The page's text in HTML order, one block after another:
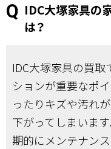
IDC大塚家具の
は？
IDC大塚家具の買取
ションが重要なポ
ったりキズや汚れ
下がってしまいま
期的にメンテナン